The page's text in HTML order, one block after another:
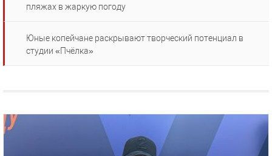
пляжах в жаркую погоду
Юные копейчане раскрывают творческий потенциал в
студии «Пчёлка»